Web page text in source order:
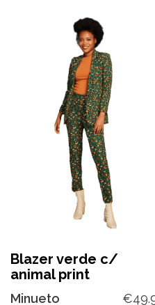
Blazer verde c/
animal print
Minueto €